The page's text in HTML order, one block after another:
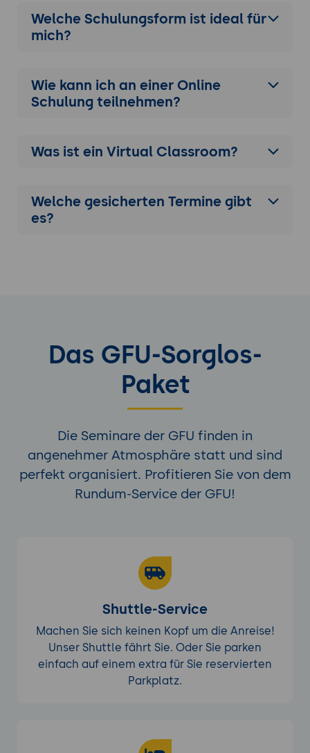
Zeitdruck entscheiden, wie das Budget auf
mehrere dringende Projekte verteilt werden
Fokus: Entscheidungsfindung unter Druck,
Priorisierung von Projekten basierend auf
Unternehmenszielen und Ressourcen,
von Entscheidungen gegenüber den
Welche Schulungsform ist ideal für
mich?
Wie kann ich an einer Online
Schulung teilnehmen?
Was ist ein Virtual Classroom?
Welche gesicherten Termine gibt
es?
Das GFU-Sorglos-
Paket
Die Seminare der GFU finden in
angenehmer Atmosphäre statt und sind
perfekt organisiert. Profitieren Sie von dem
Rundum-Service der GFU!
Shuttle-Service
Machen Sie sich keinen Kopf um die Anreise!
Unser Shuttle fährt Sie. Oder Sie parken
einfach auf einem extra für Sie reservierten
Parkplatz.